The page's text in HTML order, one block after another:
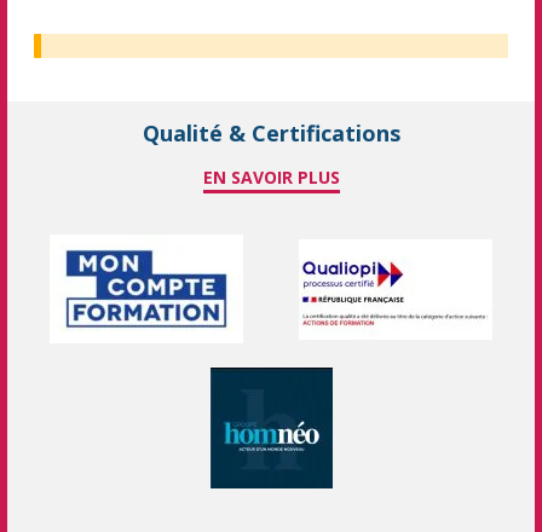
Qualité & Certifications
EN SAVOIR PLUS